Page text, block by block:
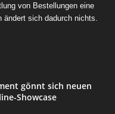
von Bestellungen eine
sich dadurch nichts.
gönnt sich neuen
Showcase